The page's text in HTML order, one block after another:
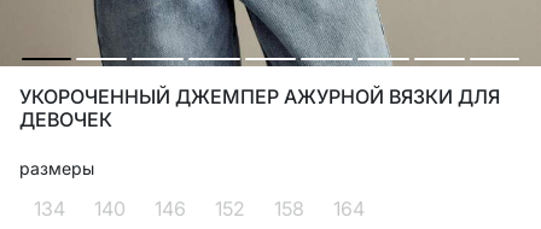
УКОРОЧЕННЫЙ ДЖЕМПЕР АЖУРНОЙ ВЯЗКИ ДЛЯ
ДЕВОЧЕК
размеры
134 140 146 152 158 164